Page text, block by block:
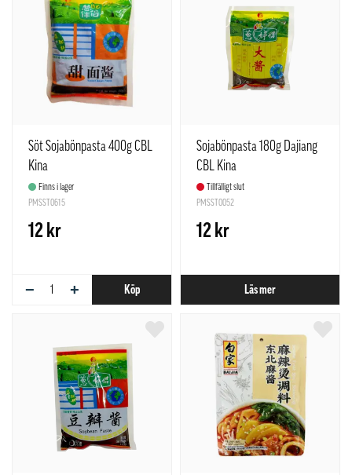
Söt Sojabönpasta 400g CBL
Kina
Finns i lager
PMSST0615
12 kr
− + Köp
Sojabönpasta 180g Dajiang
CBL Kina
Tillfälligt slut
PMSST0052
12 kr
Läs mer